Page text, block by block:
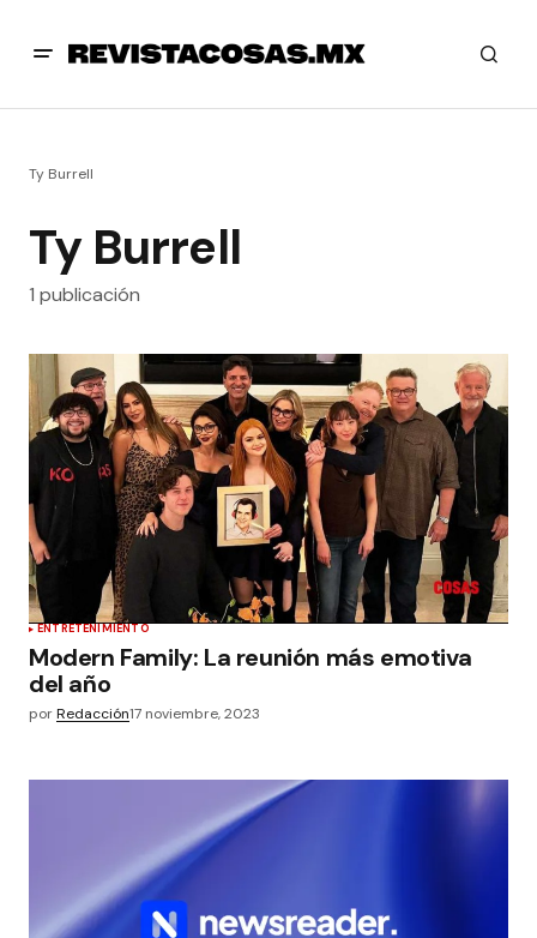
Ty Burrell
Ty Burrell
1 publicación
ENTRETENIMIENTO
Modern Family: La reunión más emotiva
del año
porRedacción17 noviembre, 2023